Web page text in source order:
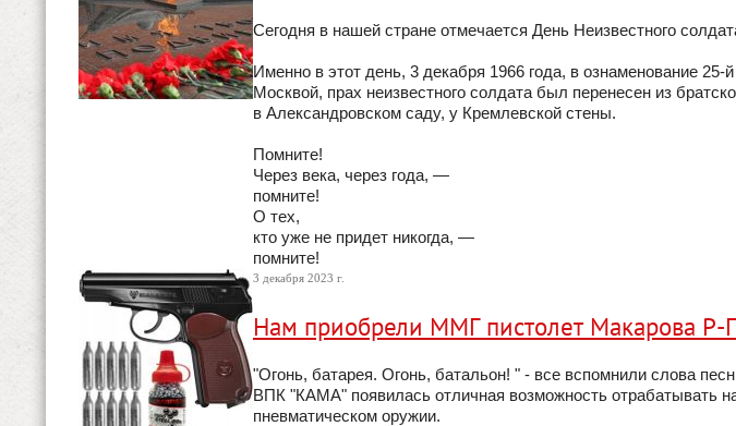
Сегодня в нашей стране отмечается День Неизвестного
Именно в этот день, 3 декабря 1966 года, в ознаменование
Москвой, прах неизвестного солдата был перенесен из
в Александровском саду, у Кремлевской стены.
Помните!
Через века, через года, —
помните!
О тех,
кто уже не придет никогда, —
помните!
3 декабря 2023 г.
Нам приобрели ММГ пистолет Макарова
"Огонь, батарея. Огонь, батальон! " - все вспомнили слова
ВПК "КАМА" появилась отличная возможность отрабатывать
пневматическом оружии.